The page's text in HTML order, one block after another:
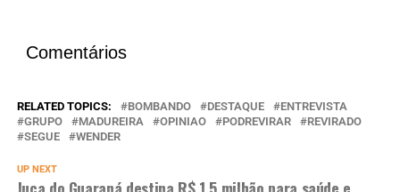
Comentários
RELATED TOPICS: BOMBANDO DESTAQUE
ENTREVISTA
GRUPO
MADUREIRA OPINIAO PODREVIRAR
REVIRADO
SEGUE
WENDER
UP NEXT